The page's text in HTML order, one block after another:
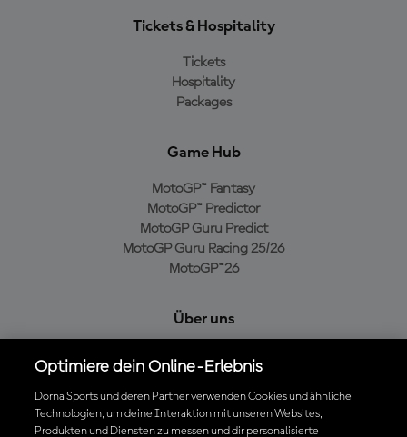
Tickets & Hospitality
Tickets
Hospitality
Packages
Game Hub
MotoGP™ Fantasy
MotoGP™ Predictor
MotoGP Guru Predict
MotoGP Guru Racing 25/26
MotoGP™26
Über uns
Cookie-Richtlinien
Geschäftsbedingungen
Datenschutzrichtlinien
Optimiere dein Online-Erlebnis
Dorna Sports und deren Partner verwenden Cookies und ähnliche
Technologien, um deine Interaktion mit unseren Websites,
Produkten und Diensten zu messen und dir personalisierte